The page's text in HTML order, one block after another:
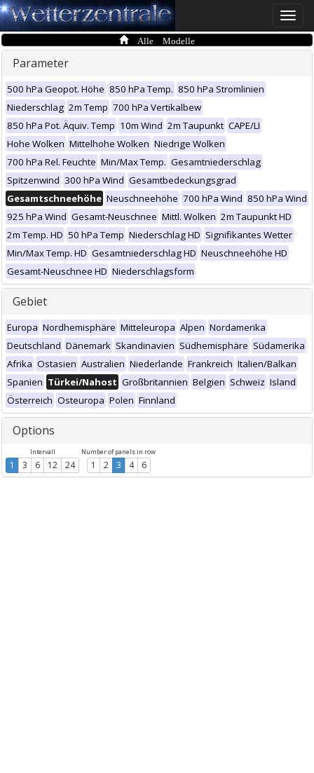
Toggle
Alle Modelle
Parameter
500 hPa Geopot. Höhe 850 hPa Temp. 850 hPa Stromlinien
Niederschlag 2m Temp 700 hPa Vertikalbew
850 hPa Pot. Äquiv. Temp 10m Wind 2m Taupunkt CAPE/LI
Hohe Wolken Mittelhohe Wolken Niedrige Wolken
700 hPa Rel. Feuchte Min/Max Temp. Gesamtniederschlag
Spitzenwind 300 hPa Wind Gesamtbedeckungsgrad
Gesamtschneehöhe Neuschneehöhe 700 hPa Wind 850 hPa Wind
925 hPa Wind Gesamt-Neuschnee Mittl. Wolken 2m Taupunkt HD
2m Temp. HD 50 hPa Temp Niederschlag HD Signifikantes Wetter
Min/Max Temp. HD Gesamtniederschlag HD Neuschneehöhe HD
Gesamt-Neuschnee HD Niederschlagsform
Gebiet
Europa Nordhemisphäre Mitteleuropa Alpen Nordamerika
Deutschland Dänemark Skandinavien Südhemisphäre Südamerika
Afrika Ostasien Australien Niederlande Frankreich Italien/Balkan
Spanien Türkei/Nahost Großbritannien Belgien Schweiz Island
Österreich Osteuropa Polen Finnland
Options
Intervall
1 3 6 12 24
Number of panels in row
1 2 3 4 6